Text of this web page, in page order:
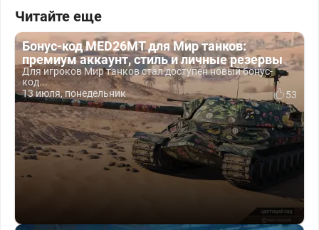
Читайте еще
Бонус-код MED26MT для Мир танков:
премиум аккаунт, стиль и личные резервы
Для игроков Мир танков стал доступен новый бонус-
код...
13 июля, понедельник
53